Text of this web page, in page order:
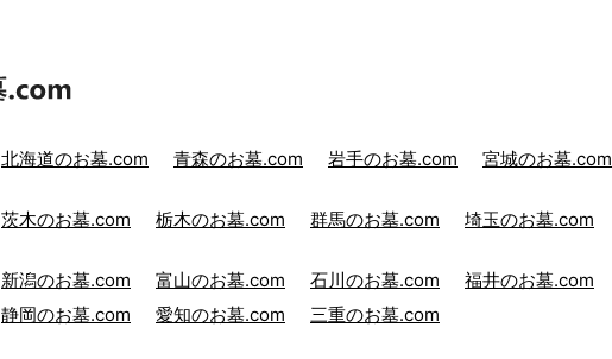
北海道のお墓.com 青森のお墓.com 岩手のお墓.com 宮城のお墓.com
茨木のお墓.com 栃木のお墓.com 群馬のお墓.com 埼玉のお墓.com
新潟のお墓.com 富山のお墓.com 石川のお墓.com 福井のお墓.com
静岡のお墓.com
愛知のお墓.com 三重のお墓.com